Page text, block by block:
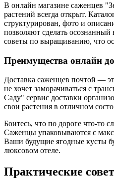
В онлайн магазине саженцев
растений всегда открыт.
структурирован, фото и
позволяют сделать
советы по выращиванию, что
Преимущества онлайн
Доставка саженцев почтой —
не хочет заморачиваться с
Саду" сервис доставки
свои растения в отличном
Боитесь, что по дороге что-то
Саженцы упаковываются с
Ваши будущие ягодные кусты
люксовом отеле.
Практические